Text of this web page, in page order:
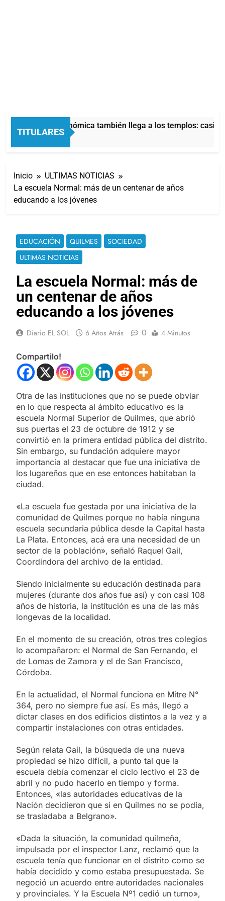
TITULARES
La crisis económica también llega a los templos: casi
10 Horas Atrás
Inicio
ULTIMAS NOTICIAS
La escuela Normal: más de un centenar de años
educando a los jóvenes
EDUCACIÓN QUILMES
SOCIEDAD
ULTIMAS NOTICIAS
La escuela Normal: más de
un centenar de años
educando a los jóvenes
Diario EL SOL 6 Años Atrás 0 4 Minutos
Compartilo!
Otra de las instituciones que no se puede obviar
en lo que respecta al ámbito educativo es la
escuela Normal Superior de Quilmes, que abrió
sus puertas el 23 de octubre de 1912 y se
convirtió en la primera entidad pública del distrito.
Sin embargo, su fundación adquiere mayor
importancia al destacar que fue una iniciativa de
los lugareños que en ese entonces habitaban la
ciudad.
«La escuela fue gestada por una iniciativa de la
comunidad de Quilmes porque no había ninguna
escuela secundaria pública desde la Capital hasta
La Plata. Entonces, acá era una necesidad de un
sector de la población», señaló Raquel Gail,
Coordindora del archivo de la entidad.
Siendo inicialmente su educación destinada para
mujeres (durante dos años fue así) y con casi 108
años de historia, la institución es una de las más
longevas de la localidad.
En el momento de su creación, otros tres colegios
lo acompañaron: el Normal de San Fernando, el
de Lomas de Zamora y el de San Francisco,
Córdoba.
En la actualidad, el Normal funciona en Mitre N°
364, pero no siempre fue así. Es más, llegó a
dictar clases en dos edificios distintos a la vez y a
compartir instalaciones con otras entidades.
Según relata Gail, la búsqueda de una nueva
propiedad se hizo difícil, a punto tal que la
escuela debía comenzar el ciclo lectivo el 23 de
abril y no pudo hacerlo en tiempo y forma.
Entonces, «las autoridades educativas de la
Nación decidieron que si en Quilmes no se podía,
se trasladaba a Belgrano».
«Dada la situación, la comunidad quilmeña,
impulsada por el inspector Lanz, reclamó que la
escuela tenía que funcionar en el distrito como se
había decidido y como estaba presupuestada. Se
negoció un acuerdo entre autoridades nacionales
y provinciales. Y la Escuela Nº1 cedió un turno»,